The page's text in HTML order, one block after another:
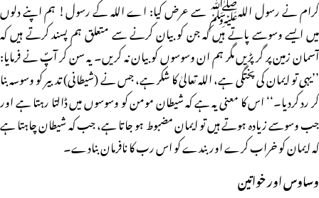
کرام نے رسول اللہﷺ سے عرض کیا: اے اللہ کے رسول! ہم اپنے دلوں
میں ایسے وسوسے پاتے ہیں کہ جن کو بیان کرنے سے متعلق ہم پسند کرتے ہیں کہ
آسمان زمین پر گر پڑیں مگر ہم ان وسوسوں کو بیان نہ کریں۔ یہ سن کر آپؐ نے فرمایا:
’’یہی تو ایمان کی پختگی ہے، اللہ تعالیٰ کا شکر ہے، جس نے (شیطانی) تدبیر کو وسوسہ بنا
کر رد کردیا۔‘‘ اس کا معنی یہ ہے کہ شیطان مومن کو وسوسوں میں ڈالتا رہتا ہے اور
جب وسوسے زیادہ ہوتے ہیں تو ایمان مضبوط ہو جاتا ہے، جب کہ شیطان چاہتا ہے
کہ ایمان کو خراب کرے اور بندے کو اس رب کا نافرمان بنادے۔
وساوس اور خواتین